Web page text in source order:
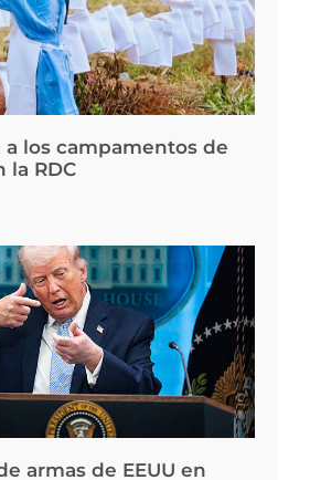
a los campamentos de
la RDC
armas de EEUU en